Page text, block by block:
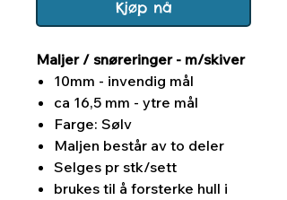
Kjøp nå
Maljer / snøreringer - m/skiver
10mm - invendig mål
ca 16,5 mm - ytre mål
Farge: Sølv
Maljen består av to deler
Selges pr stk/sett
brukes til å forsterke hull i